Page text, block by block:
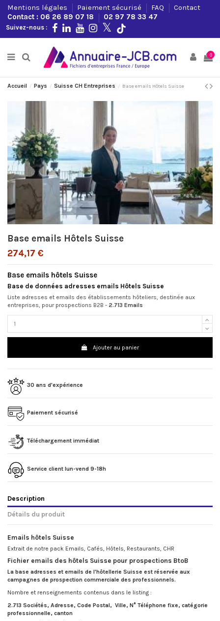
Mentions légales Paiement sécurisé FAQ
Contact
Contact : 06 26 89 07 18
02 97 78 33 47
Suivez-nous :
0
Accueil Pays Suisse CH Entreprises Base emails Hôtels Suisse
Base emails Hôtels Suisse
274,17 €
Base emails hôtels Suisse
Base de données adresses emails Hôtels Suisse
Liste adresses et emails des établissements hôteliers, destinée aux
entreprises, pour prospections B2B - 2.713 Emails
Ajouter au panier
30 ans d'expérience
Paiement sécurisé
Téléchargement immédiat
Service client lun-vend 9-18h
Description
Détails du produit
Emails hôtels Suisse
Extrait de notre pack Emails, Cafés, Hôtels, Restaurants, CHR
Fichier emails des hôtels Suisse pour prospections BtoB
La base adresses et emails de l'hôtellerie Suisse est réservée aux
campagnes de prospection commerciale des professionnels.
Nombre et renseignements contenus dans le listing :
2.713 Sociétés, Adresse, Code Postal, Ville, N° Téléphone fixe, catégorie
professionnelle, canton